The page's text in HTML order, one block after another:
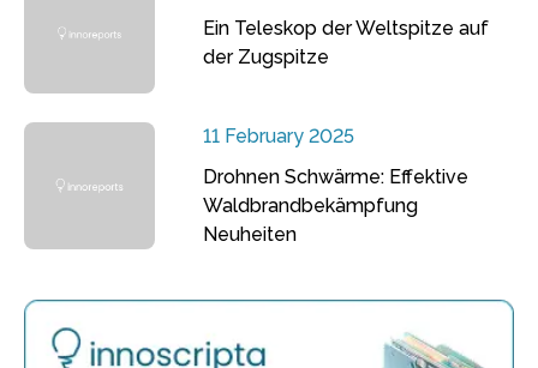
Ein Teleskop der Weltspitze auf
der Zugspitze
11 February 2025
Drohnen Schwärme: Effektive
Waldbrandbekämpfung
Neuheiten